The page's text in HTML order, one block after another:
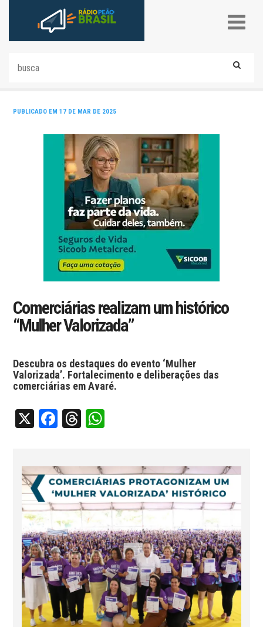
PUBLICADO EM 17 DE MAR DE 2025
Comerciárias realizam um histórico
“Mulher Valorizada”
Descubra os destaques do evento ‘Mulher
Valorizada’. Fortalecimento e deliberações das
comerciárias em Avaré.
X Facebook
Threads